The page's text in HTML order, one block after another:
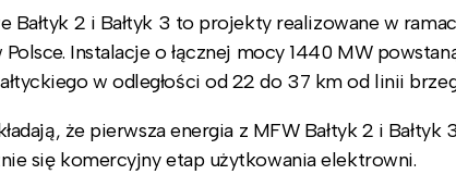
Bałtyk 2 i Bałtyk 3 to projekty realizowane w
Instalacje o łącznej mocy 1440 MW
w odległości od 22 do 37 km od linii
że pierwsza energia z MFW Bałtyk 2 i
się komercyjny etap użytkowania elektrowni.